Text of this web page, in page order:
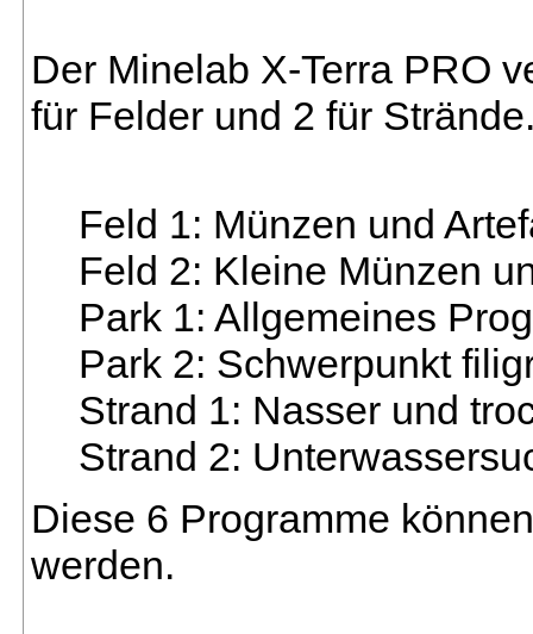
Der Minelab X-Terra PRO
für Felder und 2 für
Feld 1: Münzen und
Feld 2: Kleine Münzen
Park 1: Allgemeines
Park 2: Schwerpunkt
Strand 1: Nasser und
Strand 2:
Diese 6 Programme
werden.